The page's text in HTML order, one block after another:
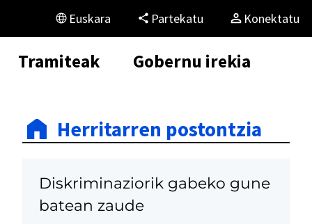
Euskara Partekatu Konektatu
Tramiteak Gobernu irekia
Herritarren postontzia
Diskriminaziorik gabeko gune
batean zaude